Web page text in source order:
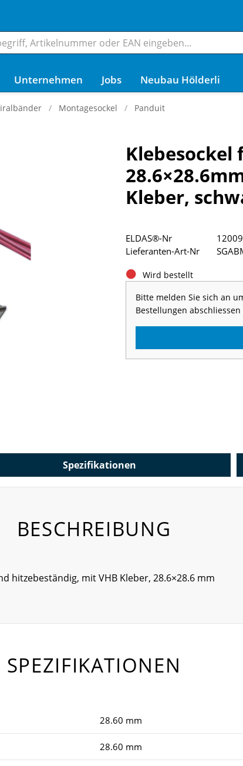
Unternehmen Jobs Neubau Hölderli
Montagesockel Panduit
Kleber,
Wird bestellt
Bitte melden Sie sich an
Bestellungen
ELDAS®-Nr
Lieferanten-Art-Nr
Spezifikationen
BESCHREIBUNG
hitzebeständig, mit VHB Kleber, 28.6×28.6 mm
SPEZIFIKATIONEN
28.60 mm
28.60 mm